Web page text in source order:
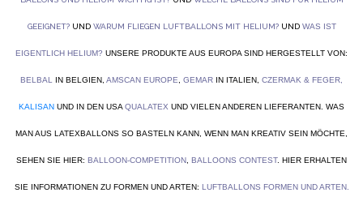
GEEIGNET?UND WARUM FLIEGEN LUFTBALLONS MIT HELIUM?UND WAS IST
EIGENTLICH HELIUM? UNSERE PRODUKTE AUS EUROPA SIND HERGESTELLT VON:
BELBAL IN BELGIEN, AMSCAN EUROPE GEMAR IN ITALIEN, CZERMAK & FEGER
KALISAN UND IN DEN USA QUALATEX UND VIELEN ANDEREN LIEFERANTEN. WAS
MAN AUS LATEXBALLONS SO BASTELN KANN, WENN MAN KREATIV SEIN MÖCHTE,
SEHEN SIE HIER: BALLOON-COMPETITION BALLOONS CONTEST. HIER ERHALTEN
SIE INFORMATIONEN ZU FORMEN UND ARTEN: LUFTBALLONS FORMEN UND ARTEN.